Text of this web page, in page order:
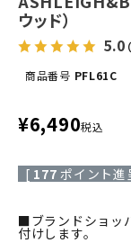
ウッド）
5.0
商品番号 PFL61C
¥6,490税込
[ 177 ポイント進
■ブランドショッ
付けします。